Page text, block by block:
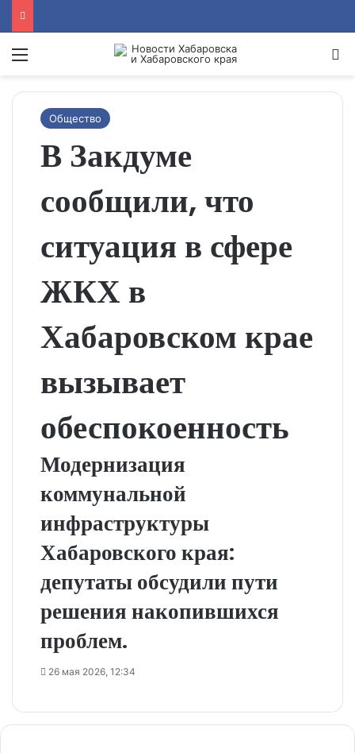
Menu
Общество
В Закдуме
сообщили, что
ситуация в сфере
ЖКХ в
Хабаровском крае
вызывает
обеспокоенность
Модернизация
коммунальной
инфраструктуры
Хабаровского края:
депутаты обсудили пути
решения накопившихся
проблем.
26 мая 2026, 12:34